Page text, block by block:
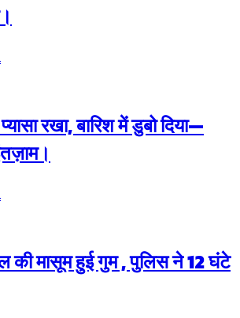
रखा, बारिश में डुबो दिया—
की मासूम हुई गुम , पुलिस ने 12 घंटे